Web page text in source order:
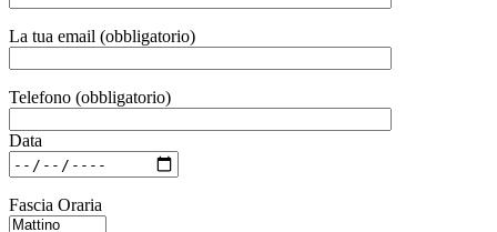
La tua email (obbligatorio)
Telefono (obbligatorio)
Data
Fascia Oraria